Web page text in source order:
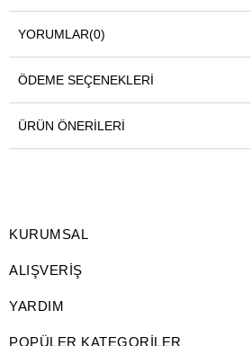
YORUMLAR(0)
ÖDEME SEÇENEKLERI
ÜRÜN ÖNERILERI
KURUMSAL
ALIŞVERİŞ
YARDIM
POPÜLER KATEGORİLER